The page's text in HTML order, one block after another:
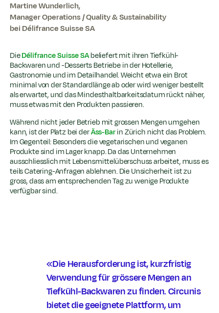
Martine Wunderlich,
Manager Operations / Quality & Sustainability
bei Délifrance Suisse SA
DieDélifrance Suisse SAbeliefert mit ihren Tiefkühl-
Backwaren und -Desserts Betriebe in der Hotellerie,
Gastronomie und im Detailhandel. Weicht etwa ein Brot
minimal von der Standardlänge ab oder wird weniger bestellt
als erwartet, und das Mindesthaltbarkeitsdatum rückt näher,
muss etwas mit den Produkten passieren.
Während nicht jeder Betrieb mit grossen Mengen umgehen
kann, ist der Platz bei derÄss-Barin Zürich nicht das Problem.
Im Gegenteil: Besonders die vegetarischen und veganen
Produkte sind im Lager knapp. Da das Unternehmen
ausschliesslich mit Lebensmittelüberschuss arbeitet, muss es
teils Catering-Anfragen ablehnen. Die Unsicherheit ist zu
gross, dass am entsprechenden Tag zu wenige Produkte
verfügbar sind.
«Die Herausforderung ist, kurzfristig
Verwendung für grössere Mengen an
Tiefkühl-Backwaren zu finden. Circunis
bietet die geeignete Plattform, um